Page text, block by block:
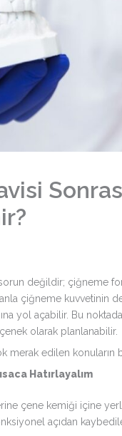
sorun değildir; çiğneme
çiğneme kuvvetinin
yol açabilir. Bu
olarak planlanabilir.
merak edilen konuların
Hatırlayalım
çene kemiği içine
açıdan